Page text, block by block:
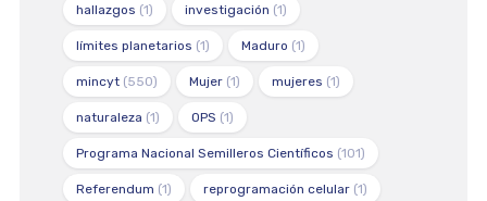
hallazgos (1) investigación (1)
límites planetarios (1) Maduro (1)
mincyt(550) Mujer(1) mujeres (1)
naturaleza (1) OPS (1)
Programa Nacional Semilleros Científicos (101)
Referendum (1) reprogramación celular(1)